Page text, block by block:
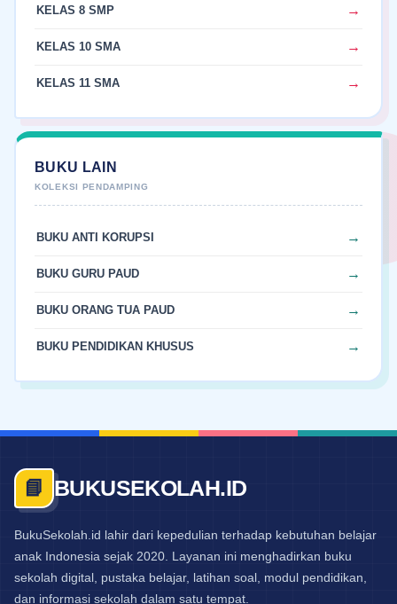
KELAS 8 SMP
KELAS 10 SMA
KELAS 11 SMA
BUKU LAIN
BUKU ANTI KORUPSI
BUKU GURU PAUD
BUKU ORANG TUA PAUD
BUKU PENDIDIKAN KHUSUS
📘 BUKUSEKOLAH.ID
BukuSekolah.id lahir dari kepedulian terhadap kebutuhan belajar
anak Indonesia sejak 2020. Layanan ini menghadirkan buku
sekolah digital, pustaka belajar, latihan soal, modul pendidikan,
dan informasi sekolah dalam satu tempat.